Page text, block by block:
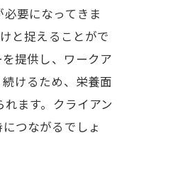
要になってきま
と捉えることがで
提供し、ワークア
けるため、栄養面
ます。クライアン
つながるでしょ